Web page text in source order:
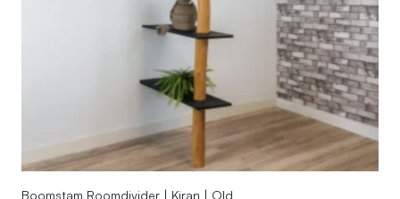
Boomstam Roomdivider | Kiran | Old